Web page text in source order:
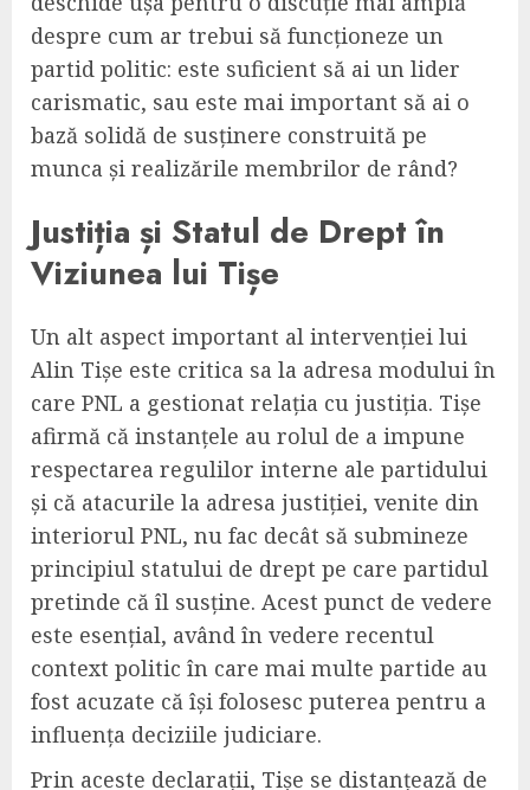
despre cum ar trebui să funcționeze un
partid politic: este suficient să ai un lider
carismatic, sau este mai important să ai o
bază solidă de susținere construită pe
munca și realizările membrilor de rând?
Justiția și Statul de Drept în
Viziunea lui Tișe
Un alt aspect important al intervenției lui
Alin Tișe este critica sa la adresa modului în
care PNL a gestionat relația cu justiția. Tișe
afirmă că instanțele au rolul de a impune
respectarea regulilor interne ale partidului
și că atacurile la adresa justiției, venite din
interiorul PNL, nu fac decât să submineze
principiul statului de drept pe care partidul
pretinde că îl susține. Acest punct de vedere
este esențial, având în vedere recentul
context politic în care mai multe partide au
fost acuzate că își folosesc puterea pentru a
influența deciziile judiciare.
Prin aceste declarații, Tișe se distanțează de